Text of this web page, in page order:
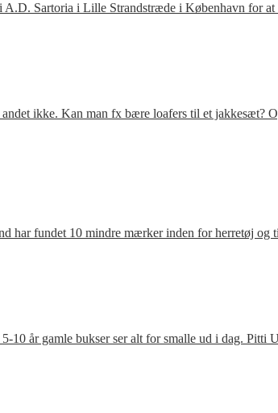
Sartoria i Lille Strandstræde i København for at
ikke. Kan man fx bære loafers til et jakkesæt?
har fundet 10 mindre mærker inden for herretøj
10 år gamle bukser ser alt for smalle ud i dag.